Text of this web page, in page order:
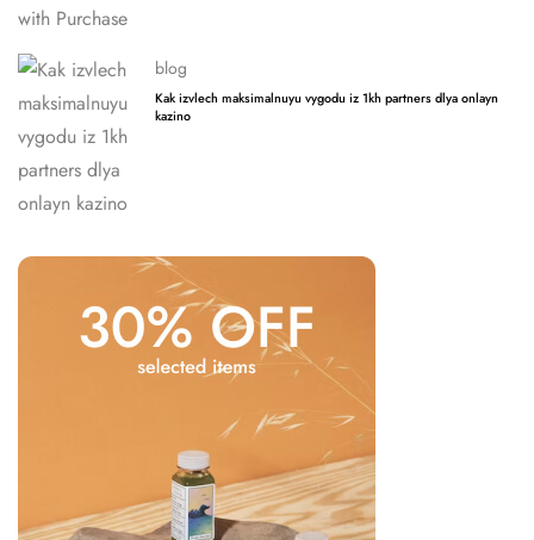
blog
Kak izvlech maksimalnuyu vygodu iz 1kh partners dlya onlayn
kazino